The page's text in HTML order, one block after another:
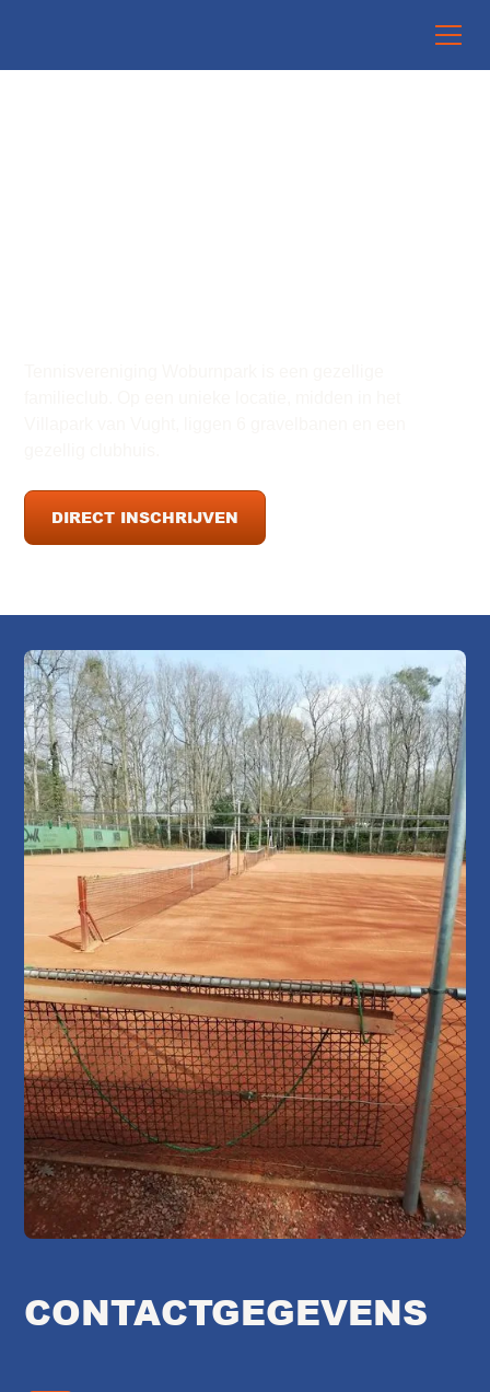
DIRECT INSCHRIJVEN
CONTACTGEGEVENS